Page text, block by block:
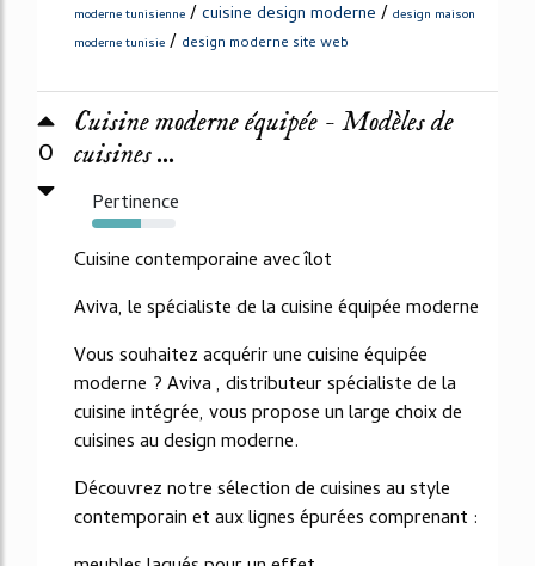
moderne tunisienne /cuisine design moderne / design maison
moderne tunisie / design moderne site web
0
Cuisine moderne équipée - Modèles de
cuisines ...
Pertinence
58%
Cuisine contemporaine avec îlot
Aviva, le spécialiste de la cuisine équipée moderne
Vous souhaitez acquérir une cuisine équipée
moderne ? Aviva , distributeur spécialiste de la
cuisine intégrée, vous propose un large choix de
cuisines au design moderne.
Découvrez notre sélection de cuisines au style
contemporain et aux lignes épurées comprenant :